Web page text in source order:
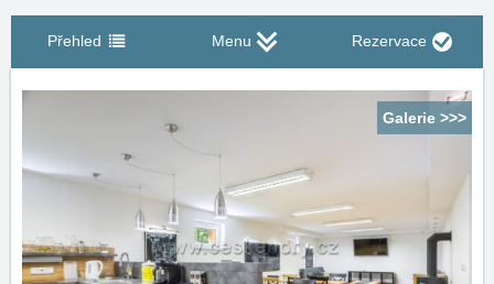
Přehled Menu Rezervace
Galerie >>>